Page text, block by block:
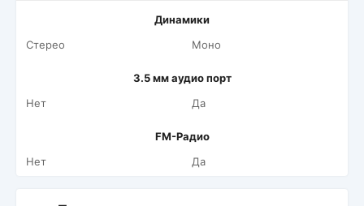
Динамики
Стерео
Моно
3.5 мм аудио порт
Нет
Да
FM-Радио
Нет
Да